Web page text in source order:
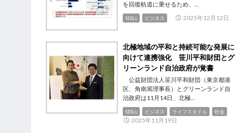
を回復軌道に乗せるため、...
SDGs ビジネス 2025年12月12日
北極地域の平和と持続可能な発展に
向けて連携強化 笹川平和財団とグ
リーンランド自治政府が覚書
公益財団法人笹川平和財団（東京都港
区、角南篤理事長）とグリーンランド自
治政府は11月14日、北極...
SDGs ビジネス ライフスタイル 社会
2025年11月19日